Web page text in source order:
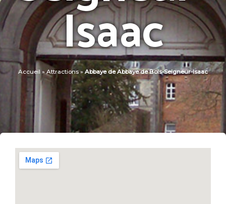
Isaac
Accueil »Attractions» Abbaye de Abbaye de Bois-Seigneur-Isaac